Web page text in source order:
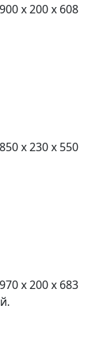
x 200 x 608
x 230 x 550
x 200 x 683